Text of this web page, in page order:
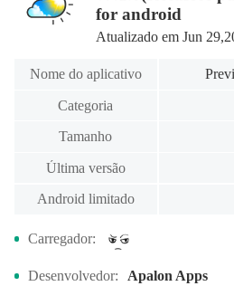
for android
Atualizado em Jun
Nome do aplicativo
Categoria
Tamanho
Última versão
Android limitado
Carregador:
Desenvolvedor: Apalon Apps